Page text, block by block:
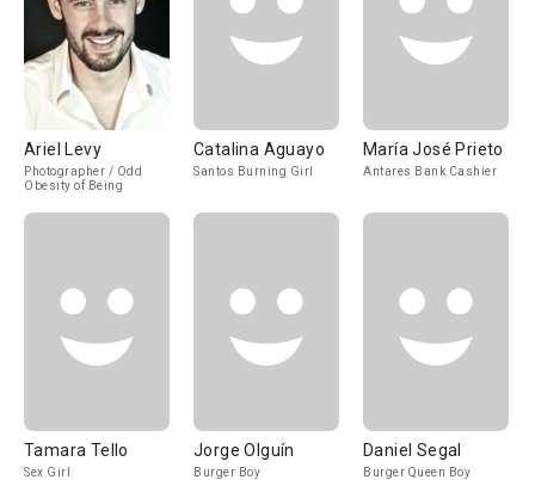
Ariel Levy
Photographer / Odd
Obesity of Being
Catalina Aguayo
Santos Burning Girl
María José Prieto
Antares Bank Cashier
Tamara Tello
Sex Girl
Jorge Olguín
Burger Boy
Daniel Segal
Burger Queen Boy